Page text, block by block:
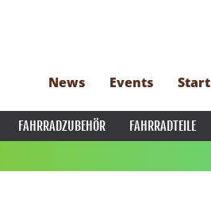
News Events Start
FAHRRADZUBEHÖR FAHRRADTEILE